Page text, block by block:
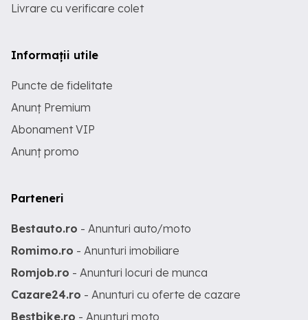
Livrare cu verificare colet
Informații utile
Puncte de fidelitate
Anunț Premium
Abonament VIP
Anunț promo
Parteneri
Bestauto.ro - Anunturi auto/moto
Romimo.ro - Anunturi imobiliare
Romjob.ro - Anunturi locuri de munca
Cazare24.ro - Anunturi cu oferte de cazare
Bestbike.ro - Anunturi moto